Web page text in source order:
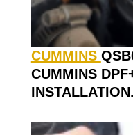
CUMMINS
CUMMINS
INSTALLATION.